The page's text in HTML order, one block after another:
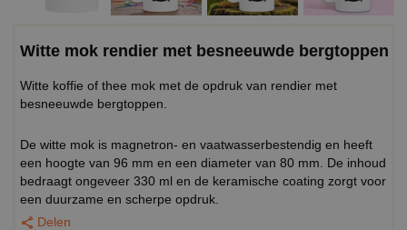
Witte mok rendier met besneeuwde bergtoppen
Witte koffie of thee mok met de opdruk van rendier met
besneeuwde bergtoppen.
De witte mok is magnetron- en vaatwasserbestendig en heeft
een hoogte van 96 mm en een diameter van 80 mm. De inhoud
bedraagt ongeveer 330 ml en de keramische coating zorgt voor
een duurzame en scherpe opdruk.
Delen